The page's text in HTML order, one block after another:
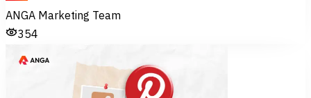
ANGA Marketing Team
354